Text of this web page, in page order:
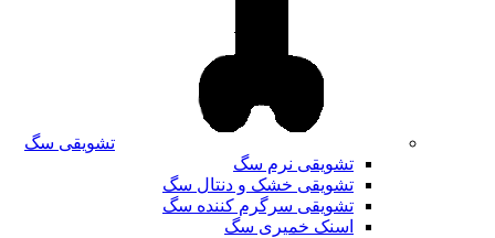
تشویقی سگ
تشویقی نرم سگ
تشویقی خشک و دنتال سگ
تشویقی سرگرم کننده سگ
اسنک خمیری سگ